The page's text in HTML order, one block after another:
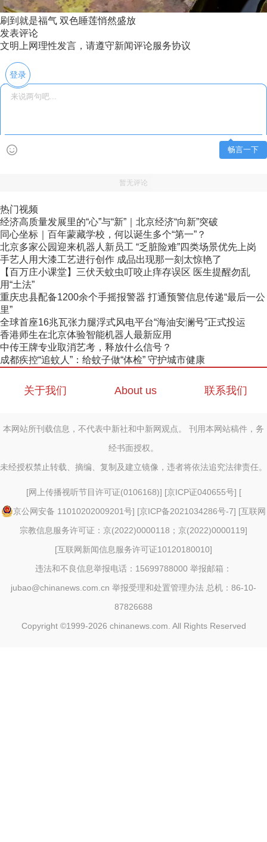
刷到就是福气 双色睡莲悄然盛放
发表评论
文明上网理性发言，请遵守新闻评论服务协议
登录
畅言一下
暂无评论
热门视频
经济高质量发展里的“心”与“新”｜北京经济“向新”突破
同心坐标｜百年蒙藏学校，何以诞生多个“第一”？
北京多家公园迎来机器人新员工 “乏脏险难”四类场景优先上岗
手艺人用大漆工艺进行创作 成品出现那一刻太惊艳了
【百万庄小课堂】三伏天蚊虫叮咬止痒存误区 医生提醒勿乱
用“土法”
重庆忠县配备1200余个手摇报警器 打通预警信息传递“最后一公
里”
全球首座16兆瓦张力腿浮式风电平台“海油安澜号”正式投运
香港师生在北京体验智能机器人最新应用
中传王牌专业取消艺考，释放什么信号？
成都疾控“追蚊人”：给蚊子做“体检” 守护城市健康
关于我们 About us 联系我们
本网站所刊载信息，不代表中新社和中新网观点。 刊用本网站稿件，务
经书面授权。
未经授权禁止转载、摘编、复制及建立镜像，违者将依法追究法律责任。
[网上传播视听节目许可证(0106168)] [京ICP证040655号] [
京公网安备 11010202009201号] [京ICP备2021034286号-7] [互联网
宗教信息服务许可证：京(2022)0000118；京(2022)0000119]
[互联网新闻信息服务许可证10120180010]
违法和不良信息举报电话：15699788000 举报邮箱：
jubao@chinanews.com.cn 举报受理和处置管理办法 总机：86-10-
87826688
Copyright ©1999-2026 chinanews.com. All Rights Reserved